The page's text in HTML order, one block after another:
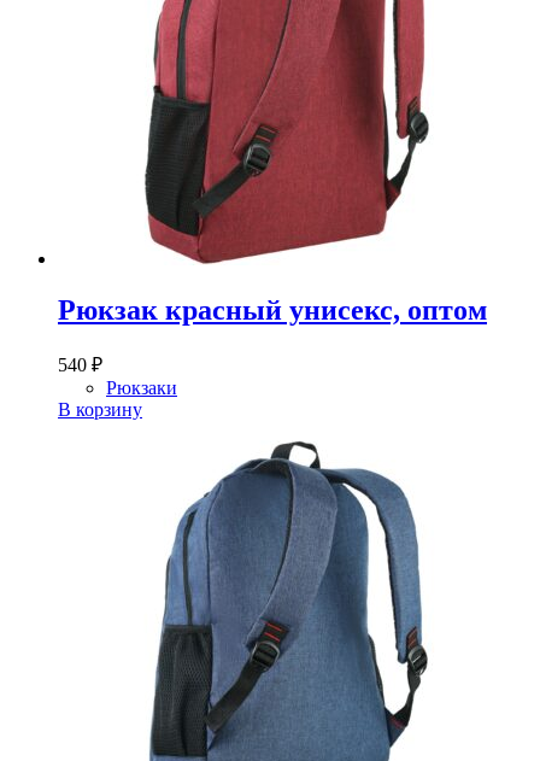
Рюкзак красный унисекс, оптом
540 ₽
Рюкзаки
В корзину